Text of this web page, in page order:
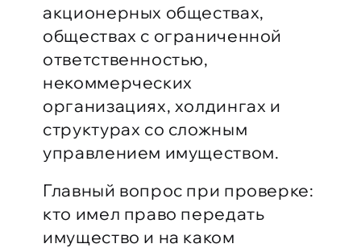
акционерных обществах,
обществах с ограниченной
ответственностью,
некоммерческих
организациях, холдингах и
структурах со сложным
управлением имуществом.
Главный вопрос при проверке:
кто имел право передать
имущество и на каком